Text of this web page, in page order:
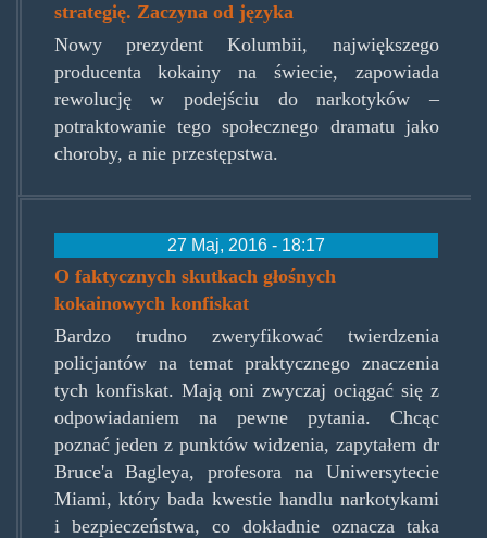
strategię. Zaczyna od języka
Nowy prezydent Kolumbii, największego
producenta kokainy na świecie, zapowiada
rewolucję w podejściu do narkotyków –
potraktowanie tego społecznego dramatu jako
choroby, a nie przestępstwa.
27 Maj, 2016 - 18:17
O faktycznych skutkach głośnych
kokainowych konfiskat
Bardzo trudno zweryfikować twierdzenia
policjantów na temat praktycznego znaczenia
tych konfiskat. Mają oni zwyczaj ociągać się z
odpowiadaniem na pewne pytania. Chcąc
poznać jeden z punktów widzenia, zapytałem dr
Bruce'a Bagleya, profesora na Uniwersytecie
Miami, który bada kwestie handlu narkotykami
i bezpieczeństwa, co dokładnie oznacza taka